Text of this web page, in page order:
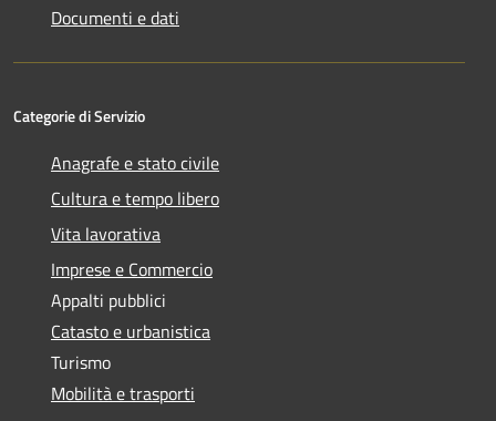
Documenti e dati
Categorie di Servizio
Anagrafe e stato civile
Cultura e tempo libero
Vita lavorativa
Imprese e Commercio
Appalti pubblici
Catasto e urbanistica
Turismo
Mobilità e trasporti